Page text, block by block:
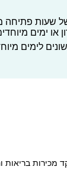
שעות פתיחה
או ימים
לימים
בריאות